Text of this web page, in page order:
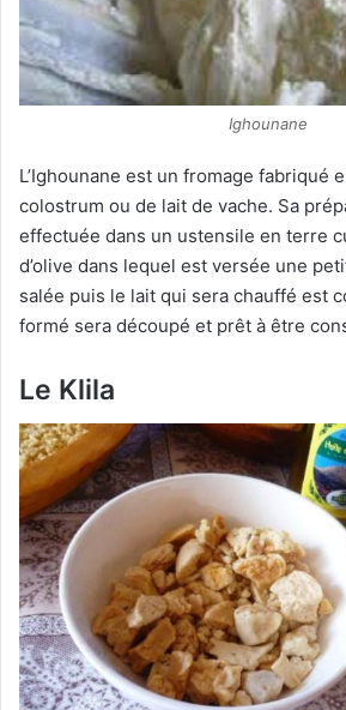
Ighounane
L’Ighounane est un fromage fabriqué
colostrum ou de lait de vache. Sa
effectuée dans un ustensile en terre
d’olive dans lequel est versée une
salée puis le lait qui sera chauffé est
formé sera découpé et prêt à être
Le Klila